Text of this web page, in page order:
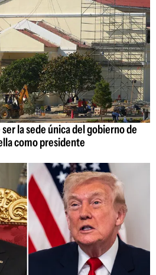
la sede única del gobierno de
como presidente